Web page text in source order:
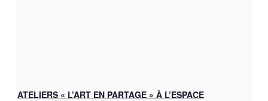
ATELIERS « L’ART EN PARTAGE » À L’ESPACE